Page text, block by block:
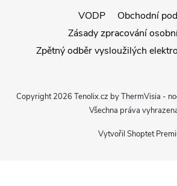
VODP
Obchodní
Zásady zpracování
Zpětný odběr vysloužilých
Vytvořil Shoptet
Copyright 2026 Tenolix.cz by ThermVisia -
Všechna práva